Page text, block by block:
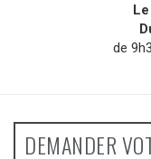
de
DEMANDER